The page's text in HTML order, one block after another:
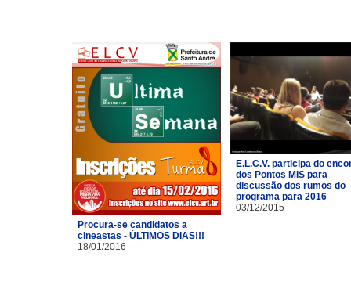
Procura-se candidatos a
cineastas - ÚLTIMOS DIAS!!!
18/01/2016
E.L.C.V. participa do
dos Pontos MIS para
discussão dos rumos do
programa para 2016
03/12/2015